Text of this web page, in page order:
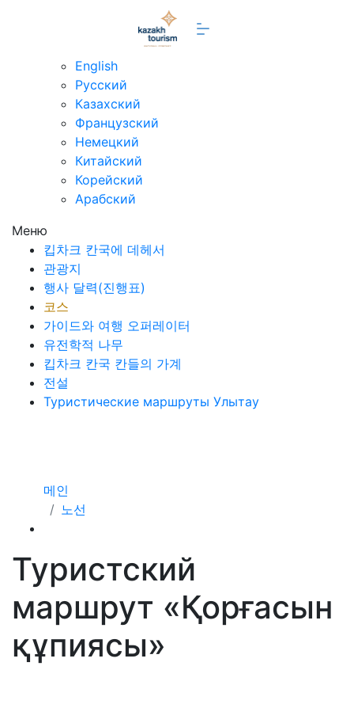
English
Русский
Казахский
Французский
Немецкий
Китайский
Корейский
Арабский
Меню
킵차크 칸국에 데헤서
관광지
행사 달력(진행표)
코스
가이드와 여행 오퍼레이터
유전학적 나무
킵차크 칸국 칸들의 가계
전설
Туристические маршруты Улытау
메인
노선
Туристский
маршрут «Қорғасын
құпиясы»